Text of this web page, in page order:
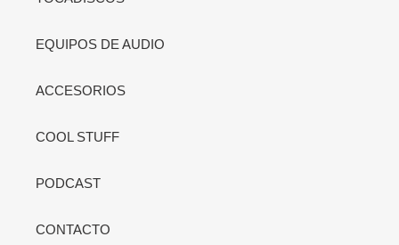
EQUIPOS DE AUDIO
ACCESORIOS
COOL STUFF
PODCAST
CONTACTO